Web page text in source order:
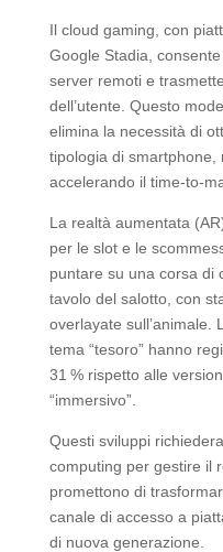
Il cloud gaming, con
Google Stadia,
server remoti e
dell’utente. Questo
elimina la necessità di
tipologia di smartphone,
accelerando il
La realtà aumentata
per le slot e le
puntare su una corsa di
tavolo del salotto, con
overlayate sull’animale.
tema “tesoro” hanno
31 % rispetto alle
“immersivo”.
Questi sviluppi
computing per gestire il
promettono di
canale di accesso a
di nuova generazione.